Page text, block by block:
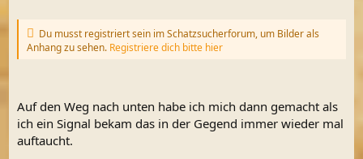
Du musst registriert sein im Schatzsucherforum, um Bilder als
Anhang zu sehen. Registriere dich bitte hier
Auf den Weg nach unten habe ich mich dann gemacht als
ich ein Signal bekam das in der Gegend immer wieder mal
auftaucht.